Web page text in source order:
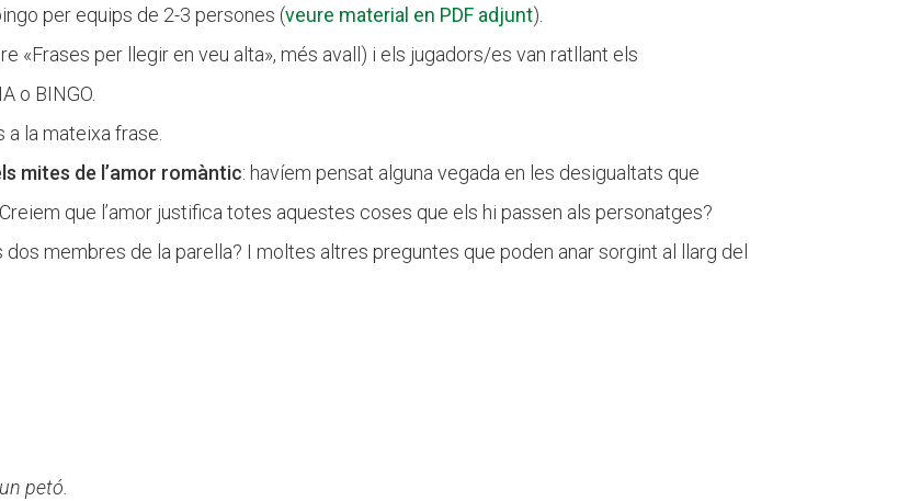
per equips de 2-3 persones (veure material en PDF adjunt).
«Frases per llegir en veu alta», més avall) i els jugadors/es van ratllant els
o BINGO.
a la mateixa frase.
mites de l’amor romàntic: havíem pensat alguna vegada en les desigualtats que
que l’amor justifica totes aquestes coses que els hi passen als personatges?
membres de la parella? I moltes altres preguntes que poden anar sorgint al llarg del
petó.